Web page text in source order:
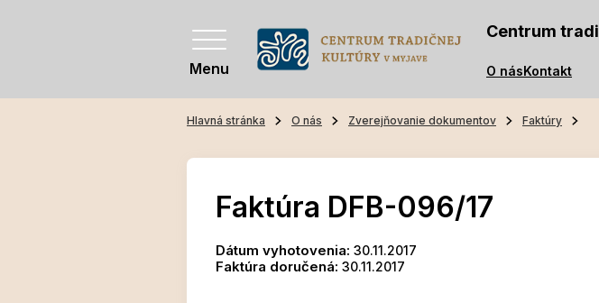
Menu
Centrum
O násKontakt
Hlavná stránka O nás Zverejňovanie dokumentov Faktúry
Faktúra DFB-096/17
Dátum vyhotovenia: 30.11.2017
Faktúra doručená: 30.11.2017